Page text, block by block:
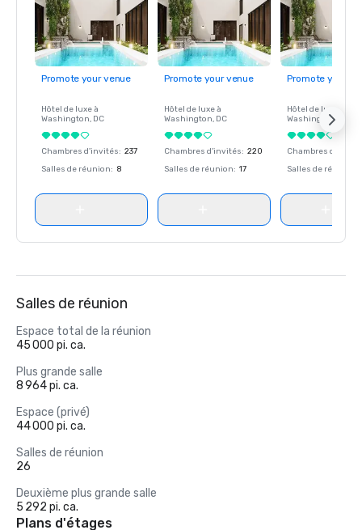
Promote your venue
Hôtel de luxe à
Washington, DC
Chambres d'invités: 237
Salles de réunion: 8
Promote your venue
Hôtel de luxe à
Washington, DC
Chambres d'invités: 220
Salles de réunion: 17
Promote your
Hôtel de luxe à
Washington
Chambres
Salles de réunion
Salles de réunion
Espace total de la réunion
45 000 pi. ca.
Plus grande salle
8 964 pi. ca.
Espace (privé)
44 000 pi. ca.
Salles de réunion
26
Deuxième plus grande salle
5 292 pi. ca.
Plans d'étages